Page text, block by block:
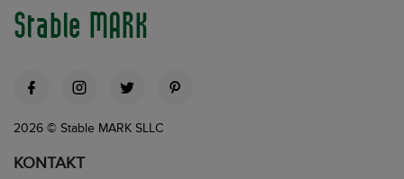
Stable MARK
2026 © Stable MARK SLLC
KONTAKT